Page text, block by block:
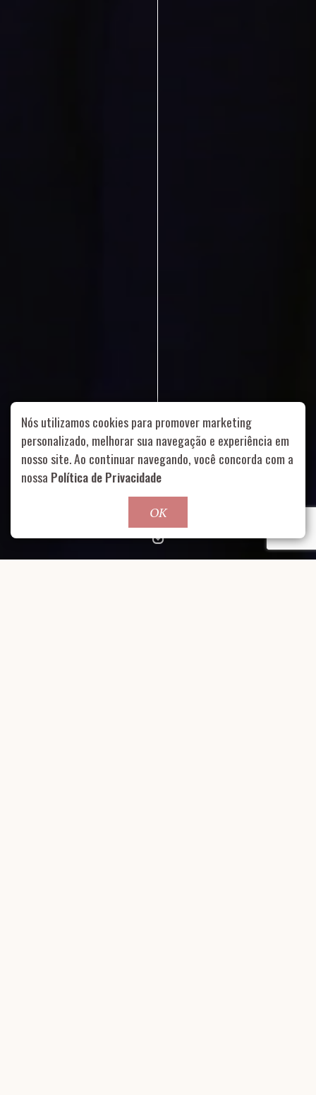
Rua Aurélia, 1714 – Vila Romana, São Paulo – SP | 55 11
99178-5848 | contato@nucleofood.com
Role para continar
Nós utilizamos cookies para promover marketing
personalizado, melhorar sua navegação e experiência em
nosso site. Ao continuar navegando, você concorda com a
nossa Política de Privacidade
OK